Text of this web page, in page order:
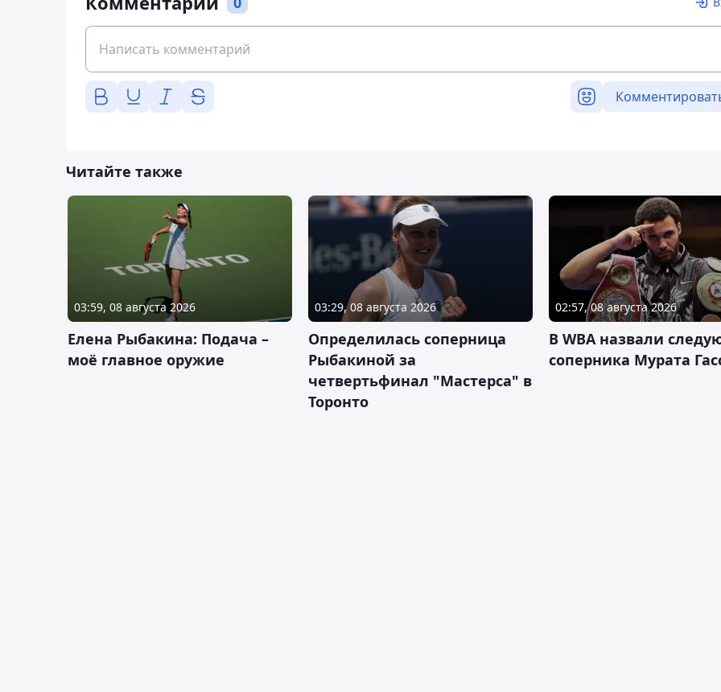
Читайте также
03:59, 08 августа 2026
Елена Рыбакина: Подача –
моё главное оружие
03:29, 08 августа 2026
Определилась соперница
Рыбакиной за
четвертьфинал "Мастерса" в
Торонто
02:57, 08 августа 2026
В WBA назвали
соперника Мурата